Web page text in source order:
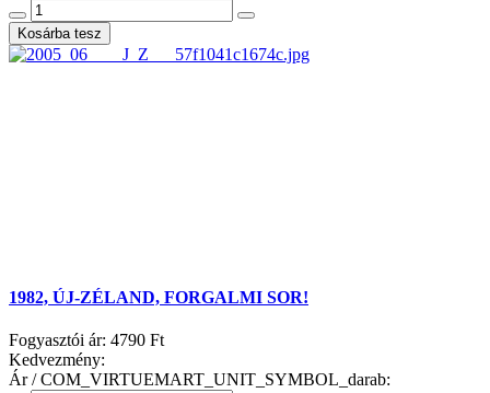
1982, ÚJ-ZÉLAND, FORGALMI SOR!
Fogyasztói ár: 4790 Ft
Kedvezmény:
Ár / COM_VIRTUEMART_UNIT_SYMBOL_darab: